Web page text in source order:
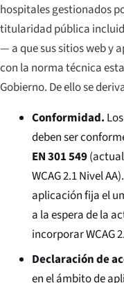
hospitales gestionados
titularidad pública
— a que sus sitios web y
con la norma técnica
Gobierno. De ello se
Conformidad.
deben ser
EN 301 549
WCAG 2.1 Nivel
aplicación fija el
a la espera de la
incorporar WCAG
Declaración de
en el ámbito de